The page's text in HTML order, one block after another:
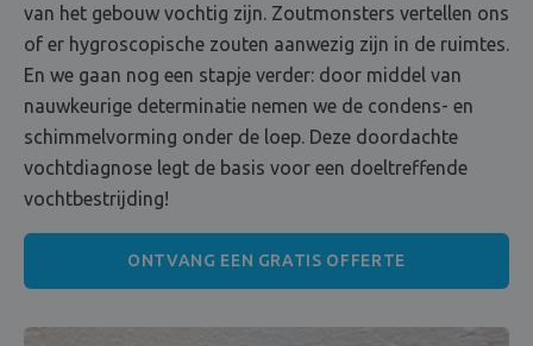
van het gebouw vochtig zijn. Zoutmonsters vertellen ons
of er hygroscopische zouten aanwezig zijn in de ruimtes.
En we gaan nog een stapje verder: door middel van
nauwkeurige determinatie nemen we de condens- en
schimmelvorming onder de loep. Deze doordachte
vochtdiagnose legt de basis voor een doeltreffende
vochtbestrijding!
ONTVANG EEN GRATIS OFFERTE